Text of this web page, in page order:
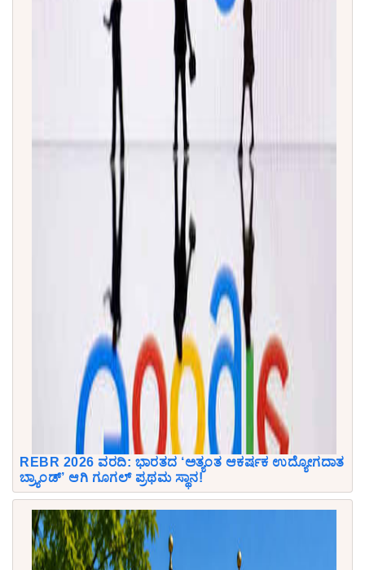
REBR 2026 ವರದಿ: ಭಾರತದ ‘ಅತ್ಯಂತ ಆಕರ್ಷಕ ಉದ್ಯೋಗದಾತ
ಬ್ರ್ಯಾಂಡ್’ ಆಗಿ ಗೂಗಲ್ ಪ್ರಥಮ ಸ್ಥಾನ!